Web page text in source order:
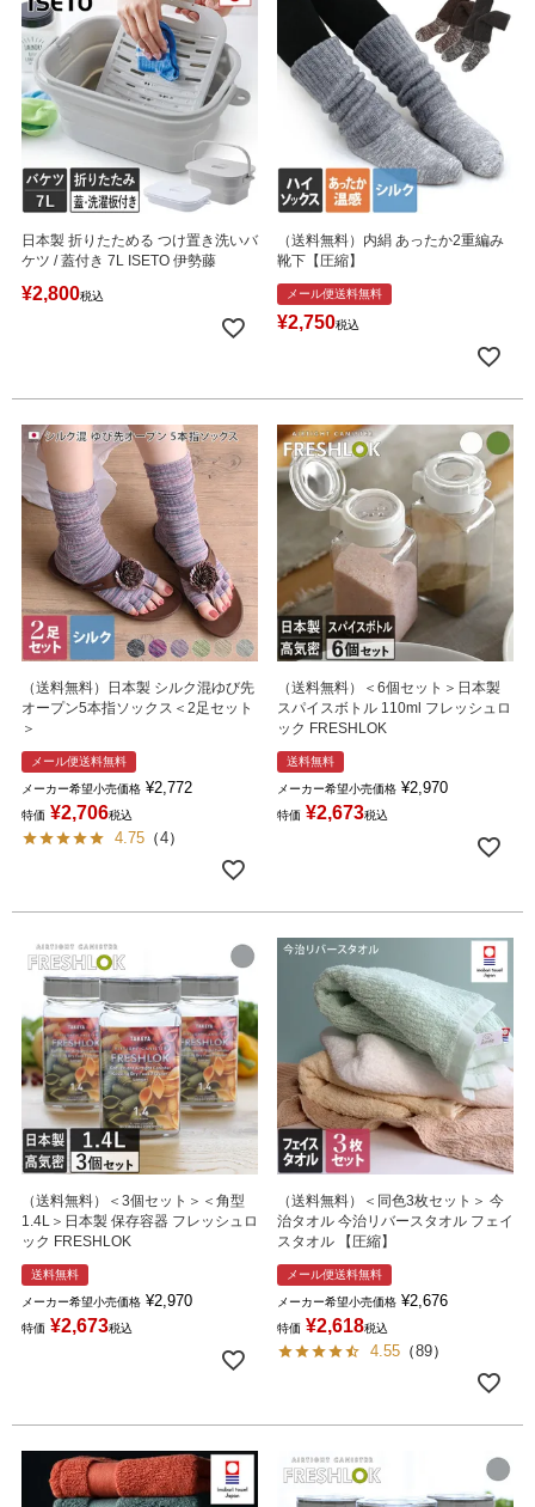
日本製 折りたためる つけ置き洗いバ
ケツ / 蓋付き 7L ISETO 伊勢藤
¥2,800税込
（送料無料）内絹 あったか2重編み
靴下【圧縮】
メール便送料無料
¥2,750税込
（送料無料）日本製 シルク混ゆび先
オープン5本指ソックス＜2足セット
＞
メール便送料無料
メーカー希望小売価格 ¥2,772
特価 ¥2,706税込
4.75 （4）
（送料無料）＜6個セット＞日本製
スパイスボトル 110ml フレッシュロ
ック FRESHLOK
送料無料
メーカー希望小売価格 ¥2,970
特価 ¥2,673税込
（送料無料）＜3個セット＞＜角型
1.4L＞日本製 保存容器 フレッシュロ
ック FRESHLOK
送料無料
メーカー希望小売価格 ¥2,970
特価 ¥2,673税込
（送料無料）＜同色3枚セット＞ 今
治タオル 今治リバースタオル フェイ
スタオル 【圧縮】
メール便送料無料
メーカー希望小売価格 ¥2,676
特価 ¥2,618税込
4.55 （89）